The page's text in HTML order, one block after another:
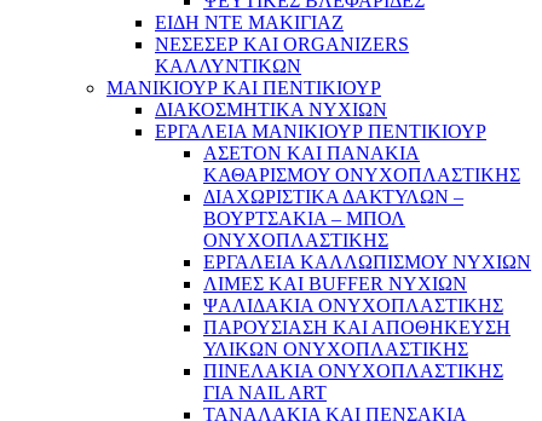
ΕΙΔΗ ΝΤΕ ΜΑΚΙΓΙΑΖ
ΝΕΣΕΣΕΡ ΚΑΙ ORGANIZERS
ΚΑΛΛΥΝΤΙΚΩΝ
ΜΑΝΙΚΙΟΥΡ ΚΑΙ ΠΕΝΤΙΚΙΟΥΡ
ΔΙΑΚΟΣΜΗΤΙΚΑ ΝΥΧΙΩΝ
ΕΡΓΑΛΕΙΑ ΜΑΝΙΚΙΟΥΡ ΠΕΝΤΙΚΙΟΥΡ
ΑΣΕΤΟΝ ΚΑΙ ΠΑΝΑΚΙΑ
ΚΑΘΑΡΙΣΜΟΥ ΟΝΥΧΟΠΛΑΣΤΙΚΗΣ
ΔΙΑΧΩΡΙΣΤΙΚΑ ΔΑΚΤΥΛΩΝ –
ΒΟΥΡΤΣΑΚΙΑ – ΜΠΟΛ
ΟΝΥΧΟΠΛΑΣΤΙΚΗΣ
ΕΡΓΑΛΕΙΑ ΚΑΛΛΩΠΙΣΜΟΥ ΝΥΧΙΩΝ
ΛΙΜΕΣ ΚΑΙ BUFFER ΝΥΧΙΩΝ
ΨΑΛΙΔΑΚΙΑ ΟΝΥΧΟΠΛΑΣΤΙΚΗΣ
ΠΑΡΟΥΣΙΑΣΗ ΚΑΙ ΑΠΟΘΗΚΕΥΣΗ
ΥΛΙΚΩΝ ΟΝΥΧΟΠΛΑΣΤΙΚΗΣ
ΠΙΝΕΛΑΚΙΑ ΟΝΥΧΟΠΛΑΣΤΙΚΗΣ
ΓΙΑ NAIL ART
ΤΑΝΑΛΑΚΙΑ ΚΑΙ ΠΕΝΣΑΚΙΑ